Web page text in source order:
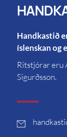
Handkastið
íslenskan og
Ritstjórar eru
Sigurðsson.